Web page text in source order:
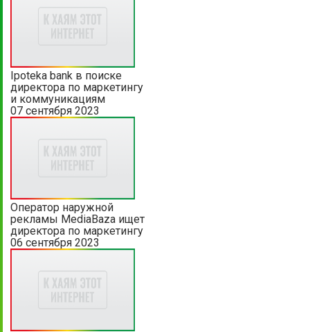
Ipoteka bank в поиске
директора по маркетингу
и коммуникациям
07 сентября 2023
Оператор наружной
рекламы MediaBaza ищет
директора по маркетингу
06 сентября 2023